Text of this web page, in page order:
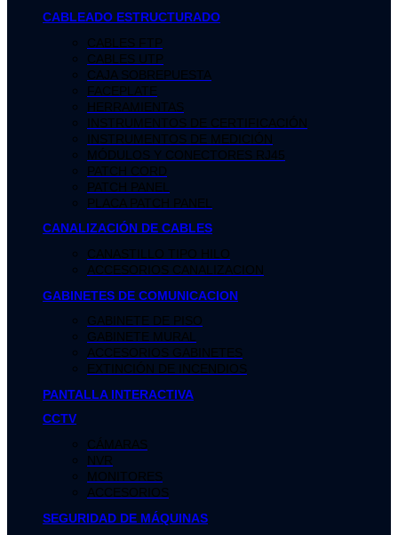
CABLEADO ESTRUCTURADO
CABLES FTP
CABLES UTP
CAJA SOBREPUESTA
FACEPLATE
HERRAMIENTAS
INSTRUMENTOS DE CERTIFICACIÓN
INSTRUMENTOS DE MEDICIÓN
MÓDULOS Y CONECTORES RJ45
PATCH CORD
PATCH PANEL
PLACA PATCH PANEL
CANALIZACIÓN DE CABLES
CANASTILLO TIPO HILO
ACCESORIOS CANALIZACION
GABINETES DE COMUNICACION
GABINETE DE PISO
GABINETE MURAL
ACCESORIOS GABINETES
EXTINCIÓN DE INCENDIOS
PANTALLA INTERACTIVA
CCTV
CÁMARAS
NVR
MONITORES
ACCESORIOS
SEGURIDAD DE MÁQUINAS